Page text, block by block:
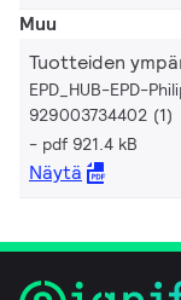
Muu
Tuotteiden
EPD_HUB-EPD-
929003734402 (1)
pdf 921.4 kB
Näytä